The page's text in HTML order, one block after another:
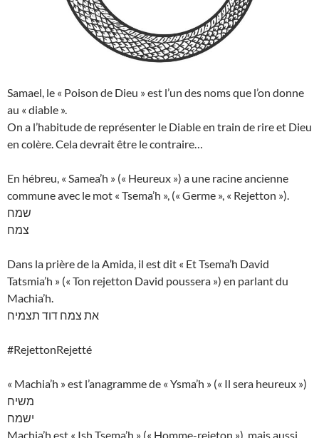
Samael, le « Poison de Dieu » est l’un des noms que l’on donne
au « diable ».
On a l’habitude de représenter le Diable en train de rire et Dieu
en colère. Cela devrait être le contraire…
En hébreu, « Samea’h » (« Heureux ») a une racine ancienne
commune avec le mot « Tsema’h », (« Germe », « Rejetton »).
שמח
צמח
Dans la prière de la Amida, il est dit « Et Tsema’h David
Tatsmia’h » (« Ton rejetton David poussera ») en parlant du
Machia’h.
את צמח דוד תצמיח
#RejettonRejetté
« Machia’h » est l’anagramme de « Ysma’h » (« Il sera heureux »)
משיח
ישמח
Machia’h est « Ish Tsema’h » (« Homme-rejeton »), mais aussi